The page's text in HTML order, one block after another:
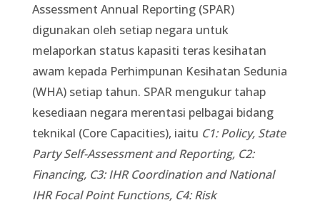
Assessment Annual Reporting (SPAR)
digunakan oleh setiap negara untuk
melaporkan status kapasiti teras kesihatan
awam kepada Perhimpunan Kesihatan Sedunia
(WHA) setiap tahun. SPAR mengukur tahap
kesediaan negara merentasi pelbagai bidang
teknikal (Core Capacities), iaitu C1: Policy, State
Party Self-Assessment and Reporting, C2:
Financing, C3: IHR Coordination and National
IHR Focal Point Functions, C4: Risk